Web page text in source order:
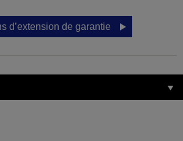
d’extension de garantie